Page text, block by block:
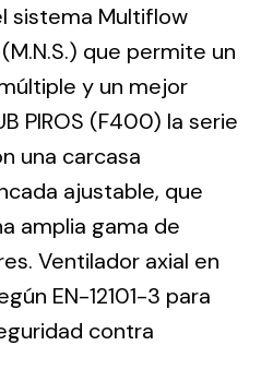
into the group
ventilation products for
sistema Multiflow
que permite un
y un mejor
PIROS (F400) la serie
una carcasa
ajustable, que
amplia gama de
Ventilador axial en
EN-12101-3 para
contra